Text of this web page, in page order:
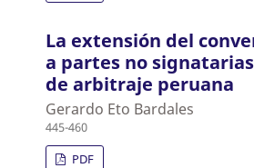
La extensión del
a partes no
de arbitraje peruana
Gerardo Eto Bardales
445-460
PDF